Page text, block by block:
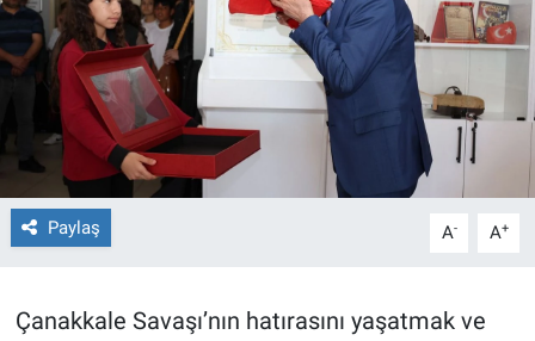
Paylaş A- A+
Çanakkale Savaşı’nın hatırasını yaşatmak ve
Dünya
İlçeler
MAGAZİN
Bilim, Teknoloji
ÇEVRE